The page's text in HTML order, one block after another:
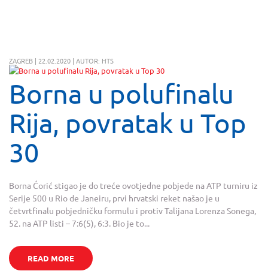
ZAGREB | 22.02.2020 | AUTOR: HTS
Borna u polufinalu
Rija, povratak u Top
30
Borna Ćorić stigao je do treće ovotjedne pobjede na ATP turniru iz
Serije 500 u Rio de Janeiru, prvi hrvatski reket našao je u
četvrtfinalu pobjedničku formulu i protiv Talijana Lorenza Sonega,
52. na ATP listi – 7:6(5), 6:3. Bio je to...
READ MORE